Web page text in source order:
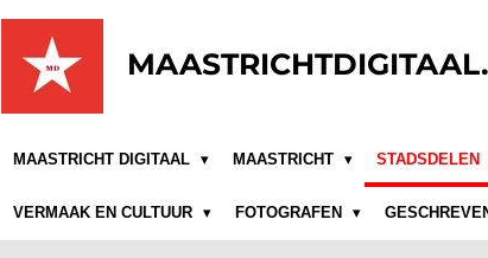
MAASTRICHT DIGITAAL MAASTRICHT STADSDELEN
VERMAAK EN CULTUUR FOTOGRAFEN